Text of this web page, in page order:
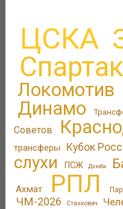
ЦСКА
Спартак
Локомотив
Динамо
Советов
трансферы
Кубок
слухи
ПСЖ Дзюба
Ахмат РПЛ
ЧМ-2026 Станкович